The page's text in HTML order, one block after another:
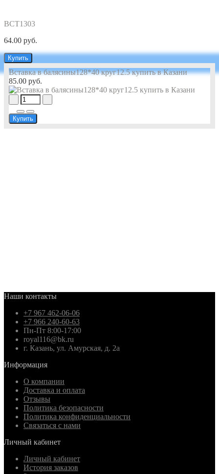
ВСТ1303
64.00 руб.
Купить
Вставка в балясины128*40 круг12.5 купить в Казани
85.00 руб.
Купить
Наши контакты
+7 967 462-06-06
+7 966 240-60-63
Пн-Пт 8:00-17:00
royal116@bk.ru
г. Казань, ул. Амурская, д. 2а
Информация
О компании
Доставка и оплата
Отзывы
Политика безопасности
Политика конфиденциальности
Связаться с нами
Личный кабинет
Личный кабинет
История заказов